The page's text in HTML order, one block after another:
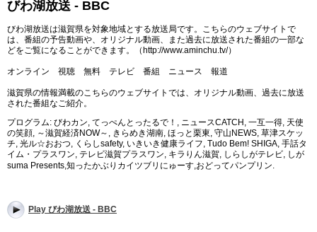
びわ湖放送 - BBC
びわ湖放送は滋賀県を対象地域とする放送局です。こちらのウェブサイトで
は、番組の予告動画や、オリジナル動画、また過去に放送された番組の一部な
どをご覧になることができます。（http://www.aminchu.tv/）
オンライン 視聴 無料 テレビ 番組 ニュース 報道
滋賀県の情報満載のこちらのウェブサイトでは、オリジナル動画、過去に放送
された番組なご紹介。
プログラム: びわカン, てっぺんとったるで！, ニュースCATCH, 一互一得, 天使
の笑顔, ～滋賀経済NOW～, きらめき湖南, ほっと栗東, 守山NEWS, 草津スケッ
チ, 光ル☆おおつ, くらしsafety, いきいき健康ライフ, Tudo Bem! SHIGA, 手話タ
イム・プラスワン, テレビ滋賀プラスワン, キラりん滋賀, しらしがテレビ, しが
suma Presents,知ったかぶりカイツブリにゅーす,おどってパンプリン.
Play びわ湖放送 - BBC